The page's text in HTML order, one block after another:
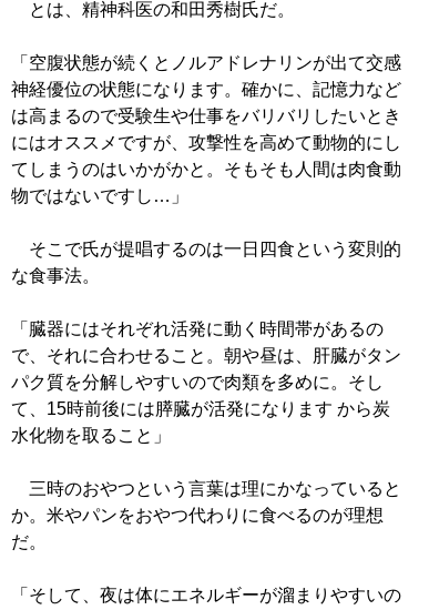
とは、精神科医の和田秀樹氏だ。
「空腹状態が続くとノルアドレナリンが出て交感
神経優位の状態になります。確かに、記憶力など
は高まるので受験生や仕事をバリバリしたいとき
にはオススメですが、攻撃性を高めて動物的にし
てしまうのはいかがかと。そもそも人間は肉食動
物ではないですし…」
そこで氏が提唱するのは一日四食という変則的
な食事法。
「臓器にはそれぞれ活発に動く時間帯があるの
で、それに合わせること。朝や昼は、肝臓がタン
パク質を分解しやすいので肉類を多めに。そし
て、15時前後には膵臓が活発になります から炭
水化物を取ること」
三時のおやつという言葉は理にかなっていると
か。米やパンをおやつ代わりに食べるのが理想
だ。
「そして、夜は体にエネルギーが溜まりやすいの